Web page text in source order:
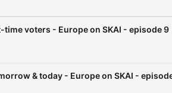
voters - Europe on SKAI - episode 9
& today - Europe on SKAI -